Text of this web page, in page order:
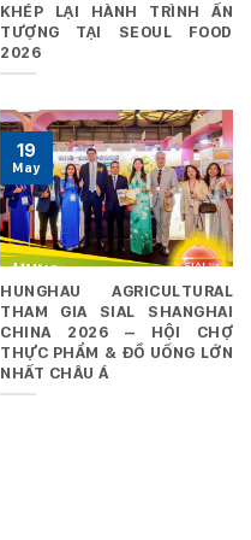
KHÉP LẠI HÀNH TRÌNH ẤN
TƯỢNG TẠI SEOUL FOOD
2026
HUNGHAU AGRICULTURAL
THAM GIA SIAL SHANGHAI
CHINA 2026 – HỘI CHỢ
THỰC PHẨM & ĐỒ UỐNG LỚN
NHẤT CHÂU Á
19
May